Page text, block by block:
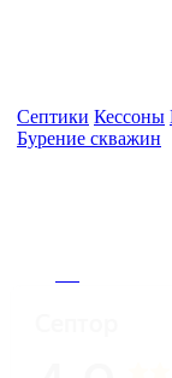
Септики Кессоны
Бурение скважин